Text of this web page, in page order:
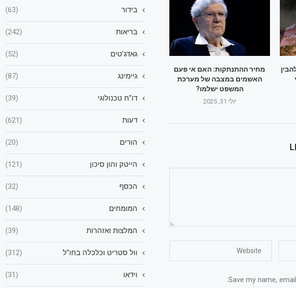
מחיר ההתנתקות: האם אי פעם
האשמים במצבה של מערכת
המשפט ישלמו?
יולי 31, 2025
Save my name,
בידור (63)
בריאות (242)
גאדג'טים (52)
גיימינג (87)
דו"ח טכנולוגי (39)
דעות (621)
הורים (20)
הייטק והון סיכון (121)
הכסף (32)
המומחים (148)
המלצות ואזהרות (39)
וול סטריט וכלכלה בחו"ל (312)
וידאו (31)